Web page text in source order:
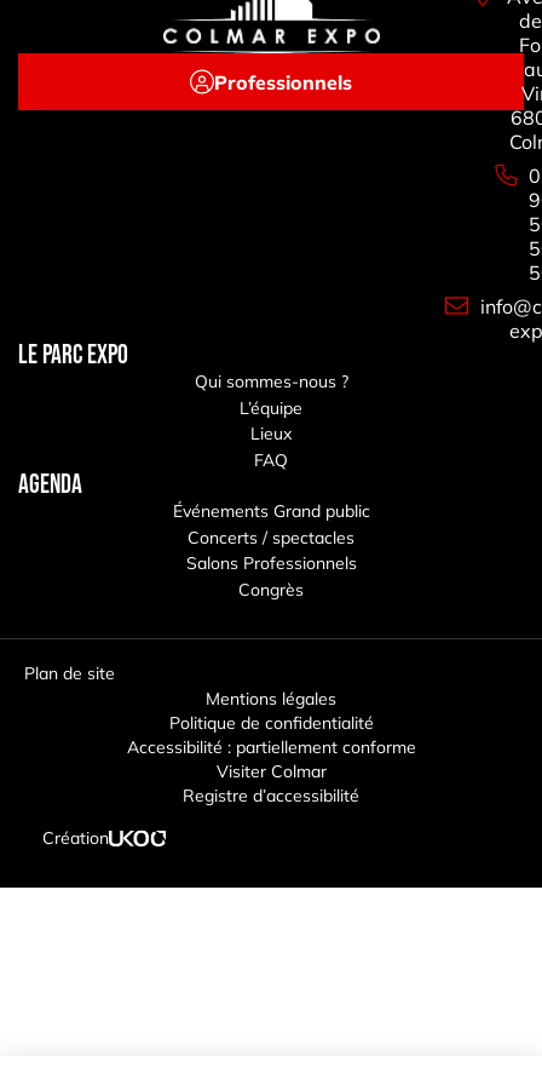
Professionnels
LE PARC EXPO
Qui sommes-nous ?
L’équipe
Lieux
FAQ
Agenda
Événements Grand public
Concerts / spectacles
Salons Professionnels
Congrès
Plan de site
Mentions légales
Politique de confidentialité
Accessibilité : partiellement conforme
Visiter Colmar
Registre d’accessibilité
Création